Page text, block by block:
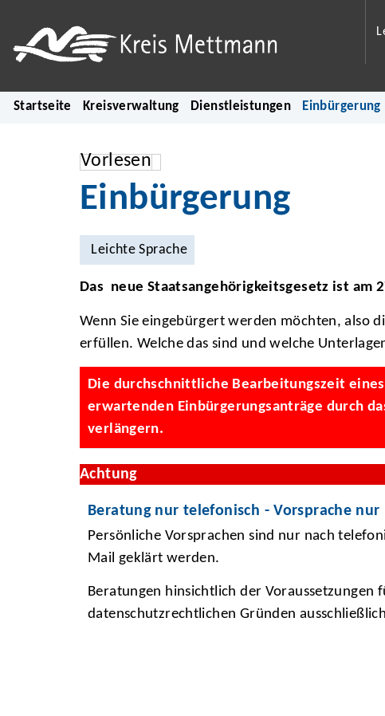
Startseite Kreisverwaltung Dienstleistungen Einbürgerung
Vorlesen
Einbürgerung
Leichte Sprache
Das neue Staatsangehörigkeitsgesetz ist am
Wenn Sie eingebürgert werden möchten, also
erfüllen. Welche das sind und welche
Die durchschnittliche Bearbeitungszeit
erwartenden Einbürgerungsanträge durch
verlängern.
Achtung
Beratung nur telefonisch - Vorsprache nur
Persönliche Vorsprachen sind nur nach
Mail geklärt werden.
Beratungen hinsichtlich der Voraussetzungen
datenschutzrechtlichen Gründen